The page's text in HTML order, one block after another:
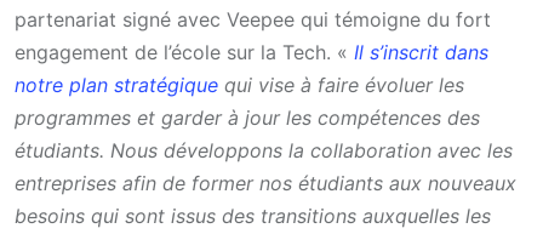
partenariat signé avec Veepee qui témoigne du fort
engagement de l’école sur la Tech. « Il s’inscrit dans
notre plan stratégique qui vise à faire évoluer les
programmes et garder à jour les compétences des
étudiants. Nous développons la collaboration avec les
entreprises afin de former nos étudiants aux nouveaux
besoins qui sont issus des transitions auxquelles les